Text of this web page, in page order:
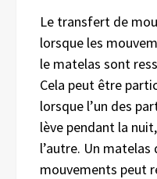
Le transfert de
lorsque les
le matelas sont
Cela peut être
lorsque l’un des
lève pendant la
l’autre. Un matelas
mouvements peut